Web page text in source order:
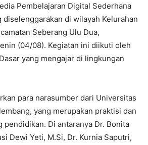
Pembelajaran Digital Sederhana
diselenggarakan di wilayah Kelurahan
Seberang Ulu Dua,
(04/08). Kegiatan ini diikuti oleh
yang mengajar di lingkungan
para narasumber dari Universitas
yang merupakan praktisi dan
pendidikan. Di antaranya Dr. Bonita
Dewi Yeti, M.Si, Dr. Kurnia Saputri,